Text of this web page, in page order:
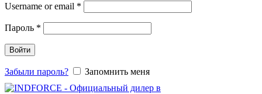
Username or email *
Пароль *
Войти
Забыли пароль? Запомнить меня